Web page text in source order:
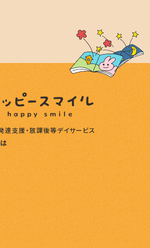
達支援・放課後等デイサービス